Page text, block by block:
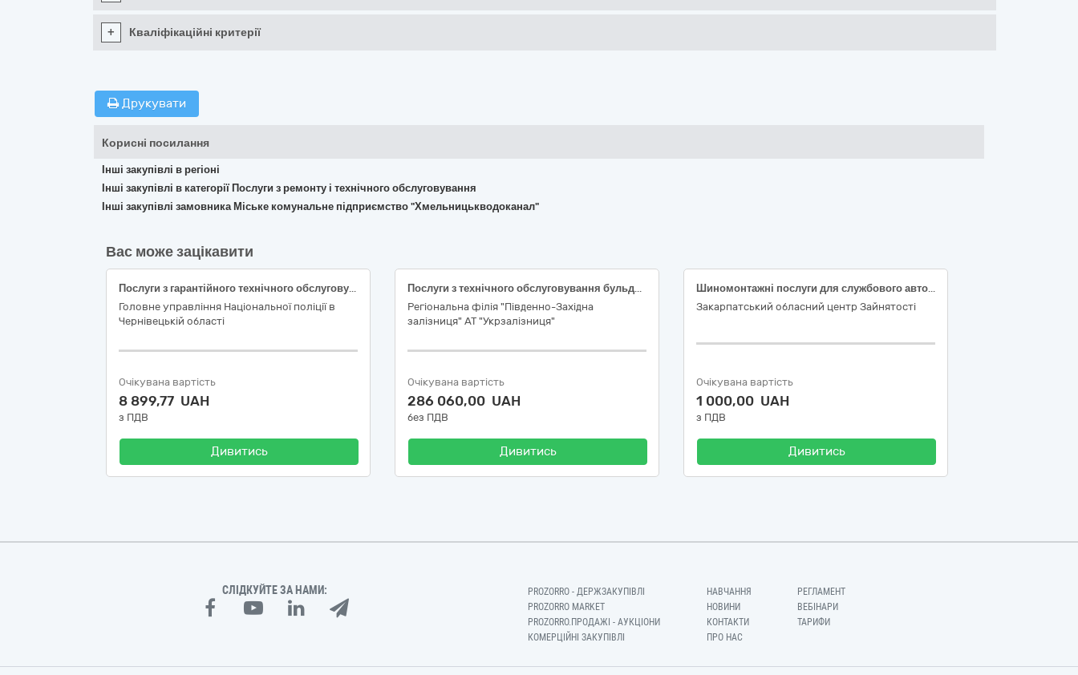
+ Кваліфікаційні критерії
Друкувати
Корисні посилання
Інші закупівлі в регіоні
Інші закупівлі в категорії Послуги з ремонту і технічного обслуговування
Інші закупівлі замовника Міське комунальне підприємство "Хмельницькводоканал"
Вас може зацікавити
Послуги з гарантійного технічного обслуговування службових автотранспортних засобів «Сузукі»
Головне управління Національної поліції в
Чернівецькій області
Очікувана вартість
8 899,77 UAH
з ПДВ
Дивитись
Послуги з технічного обслуговування бульдозерів KOMATSU D-355A-3
Регіональна філія "Південно-Західна
залізниця" АТ "Укрзалізниця"
Очікувана вартість
286 060,00 UAH
без ПДВ
Дивитись
Шиномонтажні послуги для службового автомобіля DAEWOO LANOS державний номер AO2903ВХ Мукачівської філії Закарпатського обласного центру зайнятості (Код за ДК 021:2015 50110000-9 — Послуги з ремонту і технічного обслуговування мототранспортних засобів і супутнього обладнання)
Закарпатський обласний центр Зайнятості
Очікувана вартість
1 000,00 UAH
з ПДВ
Дивитись
СЛІДКУЙТЕ ЗА НАМИ:
PROZORRO - ДЕРЖЗАКУПІВЛІ
PROZORRO MARKET
PROZORRO.ПРОДАЖІ - АУКЦІОНИ
КОМЕРЦІЙНІ ЗАКУПІВЛІ
НАВЧАННЯ
НОВИНИ
КОНТАКТИ
ПРО НАС
РЕГЛАМЕНТ
ВЕБІНАРИ
ТАРИФИ